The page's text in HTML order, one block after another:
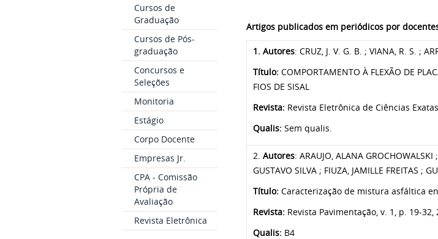
Cursos de
Graduação
Cursos de Pós-
graduação
Concursos e
Seleções
Monitoria
Estágio
Corpo Docente
Empresas Jr.
CPA - Comissão
Própria de
Avaliação
Revista Eletrônica
Artigos publicados em periódicos por
1. Autores: CRUZ, J. V. G. B. ; VIANA, R. S. ;
Título: COMPORTAMENTO À FLEXÃO DE
FIOS DE SISAL
Revista: Revista Eletrônica de Ciências
Qualis: Sem qualis.
2. Autores: ARAUJO, ALANA
GUSTAVO SILVA ; FIUZA, JAMILLE FREITAS ;
Título: Caracterização de mistura asfáltica
Revista: Revista Pavimentação, v. 1, p. 19-32,
Qualis: B4